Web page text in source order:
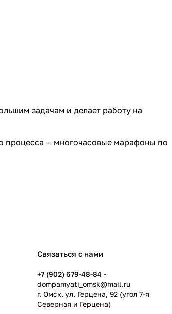
задачам и делает работу на
процесса — многочасовые марафоны по
Связаться с нами
+7 (902) 679-48-84
dompamyati_omsk@mail.ru
г. Омск, ул. Герцена, 92 (угол 7-я
Северная и Герцена)